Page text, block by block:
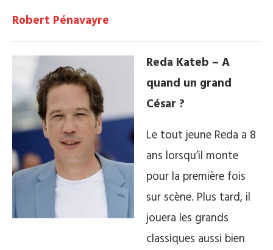
Robert Pénavayre
Reda Kateb – A
quand un grand
César ?
Le tout jeune Reda a 8
ans lorsqu’il monte
pour la première fois
sur scène. Plus tard, il
jouera les grands
classiques aussi bien